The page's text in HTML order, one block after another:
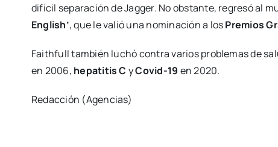
difícil separación de Jagger. No obstante, regresó al
English’, que le valió una nominación a losPremios
Faithfull también luchó contra varios problemas de
en 2006, hepatitis C yCovid-19 en 2020.
Redacción (Agencias)